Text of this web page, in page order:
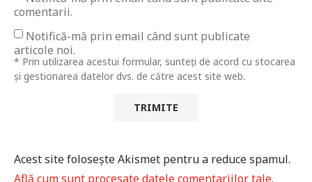
comentarii.
Notifică-mă prin email când sunt publicate
articole noi.
* Prin utilizarea acestui formular, sunteți de acord cu stocarea
și gestionarea datelor dvs. de către acest site web.
Acest site folosește Akismet pentru a reduce spamul.
Află cum sunt procesate datele comentariilor tale.